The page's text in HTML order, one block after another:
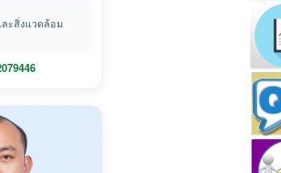
ะสิ่งแวดล้อม